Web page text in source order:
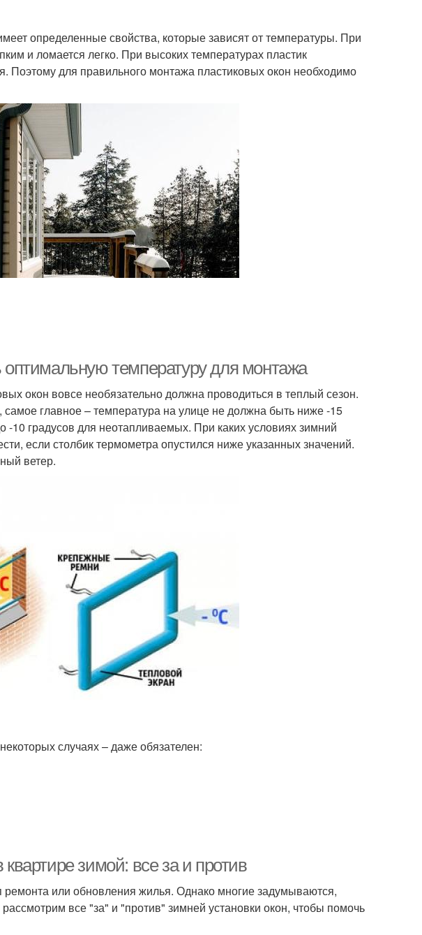
определенные свойства, которые зависят от температуры. При
и ломается легко. При высоких температурах пластик
Поэтому для правильного монтажа пластиковых окон необходимо
оптимальную температуру для монтажа
окон вовсе необязательно должна проводиться в теплый сезон.
главное – температура на улице не должна быть ниже -15
10 градусов для неотапливаемых. При каких условиях зимний
если столбик термометра опустился ниже указанных значений.
ветер.
случаях – даже обязателен:
зимой: все за и против
ремонта или обновления жилья. Однако многие задумываются,
все "за" и "против" зимней установки окон, чтобы помочь